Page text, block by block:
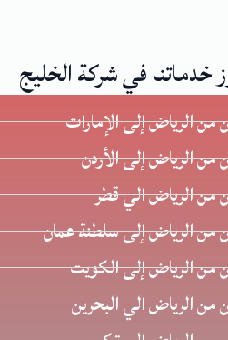
خدماتنا في شركة الخليج
الرياض إلى الإمارات
الرياض إلى الأردن
الرياض الي قطر
الرياض إلى سلطنة عمان
الرياض إلى الكويت
الرياض الي البحرين